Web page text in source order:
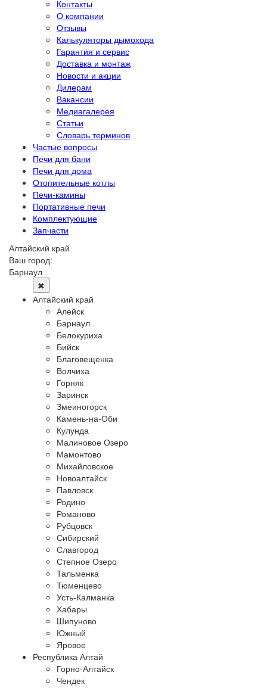
Контакты
О компании
Отзывы
Калькуляторы дымохода
Гарантия и сервис
Доставка и монтаж
Новости и акции
Дилерам
Вакансии
Медиагалерея
Статьи
Словарь терминов
Частые вопросы
Печи для бани
Печи для дома
Отопительные котлы
Печи-камины
Портативные печи
Комплектующие
Запчасти
Алтайский край
Ваш город:
Барнаул
✖
Алтайский край
Алейск
Барнаул
Белокуриха
Бийск
Благовещенка
Волчиха
Горняк
Заринск
Змеиногорск
Камень-на-Оби
Кулунда
Малиновое Озеро
Мамонтово
Михайловское
Новоалтайск
Павловск
Родино
Романово
Рубцовск
Сибирский
Славгород
Степное Озеро
Тальменка
Тюменцево
Усть-Калманка
Хабары
Шипуново
Южный
Яровое
Республика Алтай
Горно-Алтайск
Чендек